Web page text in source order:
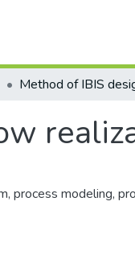
, process modeling,